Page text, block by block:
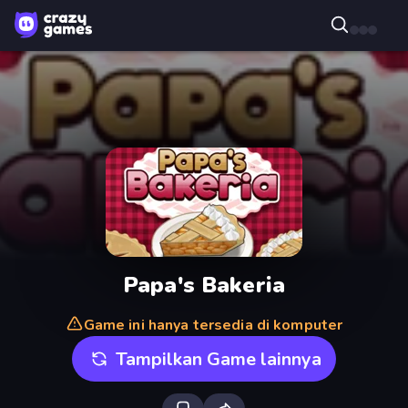
Papa's Bakeria
Game ini hanya tersedia di komputer
Tampilkan Game lainnya